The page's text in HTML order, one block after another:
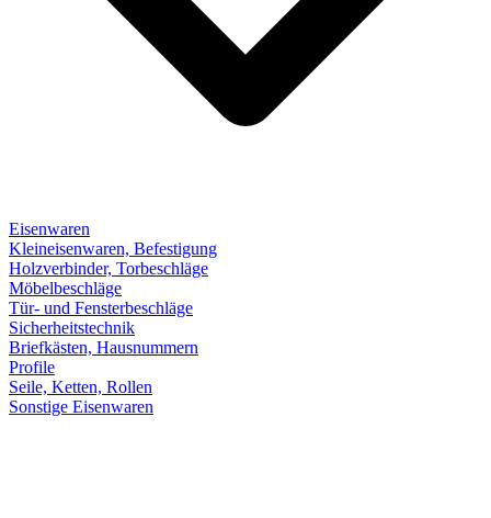
Eisenwaren
Kleineisenwaren, Befestigung
Holzverbinder, Torbeschläge
Möbelbeschläge
Tür- und Fensterbeschläge
Sicherheitstechnik
Briefkästen, Hausnummern
Profile
Seile, Ketten, Rollen
Sonstige Eisenwaren